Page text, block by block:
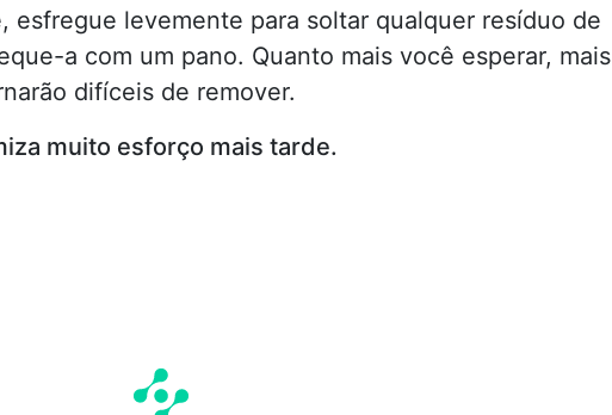
esfregue levemente para soltar qualquer resíduo de
a com um pano. Quanto mais você esperar, mais
difíceis de remover.
muito esforço mais tarde.